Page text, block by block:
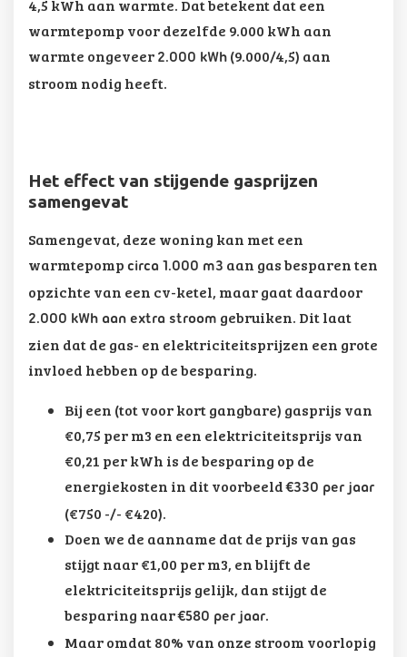
4,5 kWh aan warmte. Dat betekent dat een
warmtepomp voor dezelfde 9.000 kWh aan
warmte ongeveer 2.000 kWh (9.000/4,5) aan
stroom nodig heeft.
Het effect van stijgende gasprijzen
samengevat
Samengevat, deze woning kan met een
warmtepomp circa 1.000 m3 aan gas besparen ten
opzichte van een cv-ketel, maar gaat daardoor
2.000 kWh aan extra stroom gebruiken. Dit laat
zien dat de gas- en elektriciteitsprijzen een grote
invloed hebben op de besparing.
Bij een (tot voor kort gangbare) gasprijs van
€0,75 per m3 en een elektriciteitsprijs van
€0,21 per kWh is de besparing op de
energiekosten in dit voorbeeld€330 per jaar
(€750 -/- €420).
Doen we de aanname dat de prijs van gas
stijgt naar €1,00 per m3, en blijft de
elektriciteitsprijs gelijk, dan stijgt de
besparing naar€580 per jaar.
Maar omdat 80% van onze stroom voorlopig